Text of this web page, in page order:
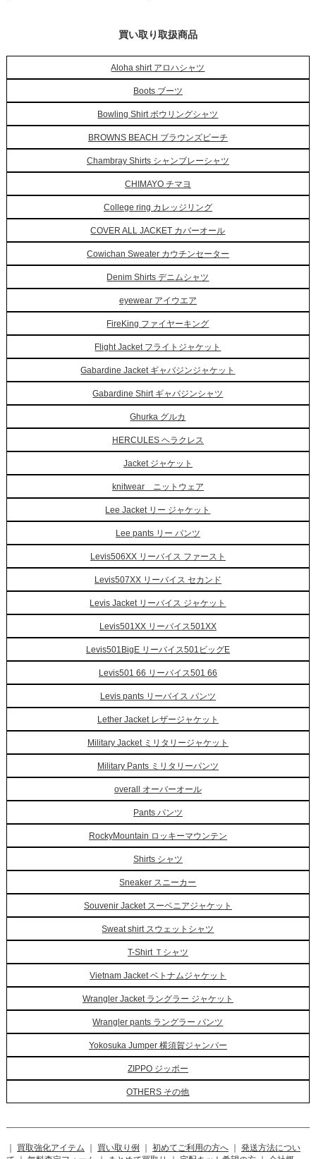
買い取り取扱商品
Aloha shirt アロハシャツ
Boots ブーツ
Bowling Shirt ボウリングシャツ
BROWNS BEACH ブラウンズビーチ
Chambray Shirts シャンブレーシャツ
CHIMAYO チマヨ
College ring カレッジリング
COVER ALL JACKET カバーオール
Cowichan Sweater カウチンセーター
Denim Shirts デニムシャツ
eyewear アイウエア
FireKing ファイヤーキング
Flight Jacket フライトジャケット
Gabardine Jacket ギャバジンジャケット
Gabardine Shirt ギャバジンシャツ
Ghurka グルカ
HERCULES ヘラクレス
Jacket ジャケット
knitwear ニットウェア
Lee Jacket リー ジャケット
Lee pants リー パンツ
Levis506XX リーバイス ファースト
Levis507XX リーバイス セカンド
Levis Jacket リーバイス ジャケット
Levis501XX リーバイス501XX
Levis501BigE リーバイス501ビッグE
Levis501 66 リーバイス501 66
Levis pants リーバイス パンツ
Lether Jacket レザージャケット
Military Jacket ミリタリージャケット
Military Pants ミリタリーパンツ
overall オーバーオール
Pants パンツ
RockyMountain ロッキーマウンテン
Shirts シャツ
Sneaker スニーカー
Souvenir Jacket スーベニアジャケット
Sweat shirt スウェットシャツ
T-Shirt Ｔシャツ
Vietnam Jacket ベトナムジャケット
Wrangler Jacket ラングラー ジャケット
Wrangler pants ラングラー パンツ
Yokosuka Jumper 横須賀ジャンパー
ZIPPO ジッポー
OTHERS その他
買取強化アイテム 買い取り例 初めてご利用の方へ｜ 発送方法につい